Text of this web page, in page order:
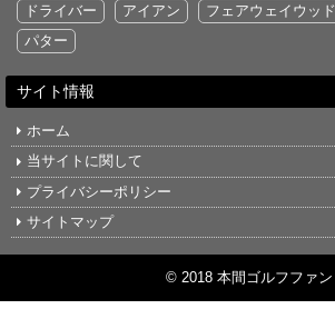
ドライバー アイアン フェアウェイウッド
パター
サイト情報
ホーム
当サイトに関して
プライバシーポリシー
サイトマップ
© 2018 本間ゴルフファン